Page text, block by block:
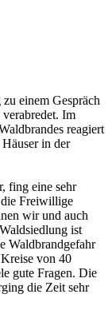
einem Gespräch
Im
reagiert
in der
fing eine sehr
die Freiwillige
wir und auch
ist
Waldbrandgefahr
von 40
gute Fragen. Die
die Zeit sehr